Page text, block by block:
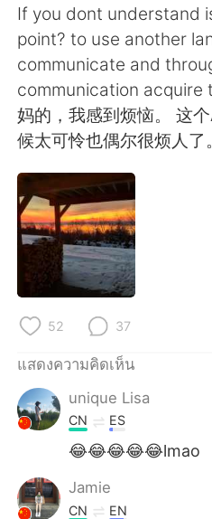
繁體中文
العربية
Deutsch 日本語
Indonesia
Türkçe
Português
If you dont understand
point? to use another
communicate and
communication acquire
妈的，我感到烦恼。 这
候太可怜也偶尔很烦人了
52 37
แสดงความคิดเห็น
unique Lisa
CN ES
😂😂😂😂😂lmao
Jamie
CN EN